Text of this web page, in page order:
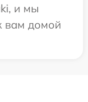
и мы
вам домой